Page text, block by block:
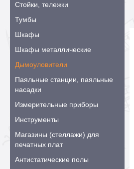
Стойки, тележки
Тумбы
Шкафы
Шкафы металлические
Дымоуловители
Паяльные станции, паяльные
насадки
Измерительные приборы
Инструменты
Магазины (стеллажи) для
печатных плат
Антистатические полы